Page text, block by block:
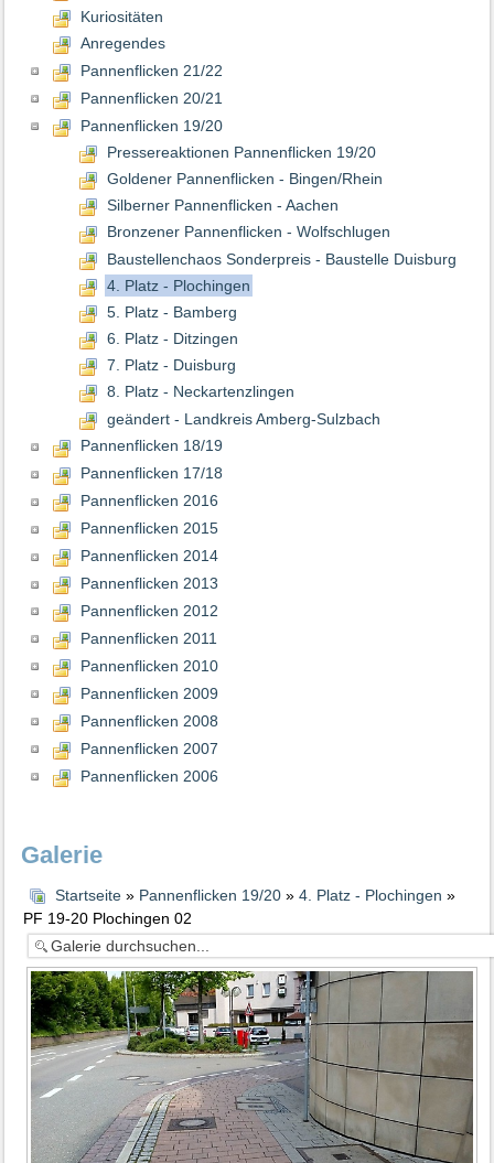
Kuriositäten
Anregendes
Pannenflicken 21/22
Pannenflicken 20/21
Pannenflicken 19/20
Pressereaktionen Pannenflicken 19/20
Goldener Pannenflicken - Bingen/Rhein
Silberner Pannenflicken - Aachen
Bronzener Pannenflicken - Wolfschlugen
Baustellenchaos Sonderpreis - Baustelle Duisburg
4. Platz - Plochingen
5. Platz - Bamberg
6. Platz - Ditzingen
7. Platz - Duisburg
8. Platz - Neckartenzlingen
geändert - Landkreis Amberg-Sulzbach
Pannenflicken 18/19
Pannenflicken 17/18
Pannenflicken 2016
Pannenflicken 2015
Pannenflicken 2014
Pannenflicken 2013
Pannenflicken 2012
Pannenflicken 2011
Pannenflicken 2010
Pannenflicken 2009
Pannenflicken 2008
Pannenflicken 2007
Pannenflicken 2006
Galerie
Startseite» Pannenflicken 19/20» 4. Platz - Plochingen »
PF 19-20 Plochingen 02